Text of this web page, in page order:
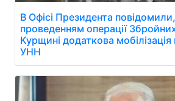
В Офісі Президента
проведенням операції
Курщині додаткова мобілізація
УНН